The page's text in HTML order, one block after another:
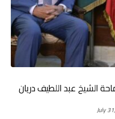
الشيخ عبد اللطيف دريان
July